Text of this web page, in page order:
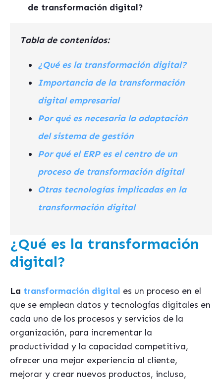
de transformación digital?
Tabla de contenidos:
¿Qué es la transformación digital?
Importancia de la transformación
digital empresarial
Por qué es necesaria la adaptación
del sistema de gestión
Por qué el ERP es el centro de un
proceso de transformación digital
Otras tecnologías implicadas en la
transformación digital
¿Qué es la transformación
digital?
La transformación digital es un proceso en el
que se emplean datos y tecnologías digitales en
cada uno de los procesos y servicios de la
organización, para incrementar la
productividad y la capacidad competitiva,
ofrecer una mejor experiencia al cliente,
mejorar y crear nuevos productos, incluso,